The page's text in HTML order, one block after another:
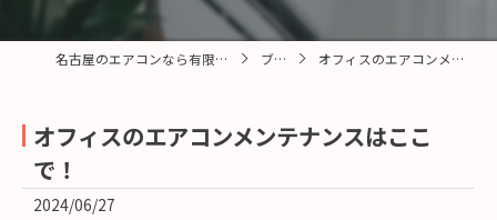
名古屋のエアコンなら有限会社富士メンテナンス ブログ オフィスのエアコンメンテナンスはここで！
オフィスのエアコンメンテナンスはここ
で！
2024/06/27